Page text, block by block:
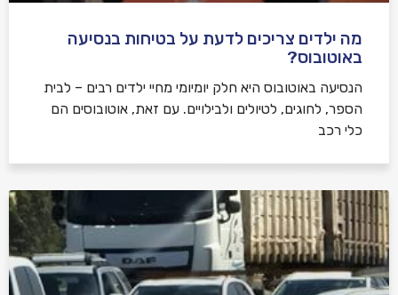
מה ילדים צריכים לדעת על בטיחות בנסיעה
באוטובוס?
הנסיעה באוטובוס היא חלק יומיומי מחיי ילדים רבים – לבית
הספר, לחוגים, לטיולים ולבילויים. עם זאת, אוטובוסים הם
כלי רכב